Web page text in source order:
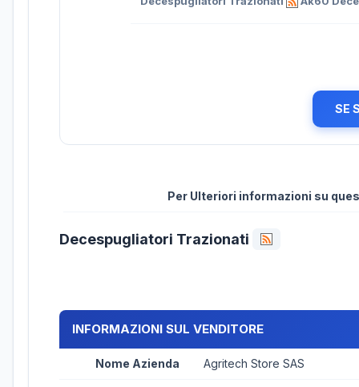
SE
Per Ulteriori informazioni su
Decespugliatori Trazionati
INFORMAZIONI SUL VENDITORE
Nome Azienda Agritech Store SAS